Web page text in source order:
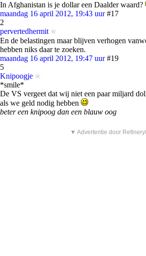
In Afghanistan is je dollar een Daalder waard?
maandag 16 april 2012, 19:43 uur #17
2
pervertedhermit
En de belastingen maar blijven verhogen
hebben niks daar te zoeken.
maandag 16 april 2012, 19:47 uur #19
5
Knipoogje
*smile*
De VS vergeet dat wij niet een paar miljard
als we geld nodig hebben
beter een knipoog dan een blauw oog
▼ Advertentie door